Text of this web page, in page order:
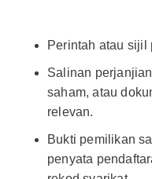
Perintah atau sijil
Salinan
saham, atau
relevan.
Bukti pemilikan
penyata